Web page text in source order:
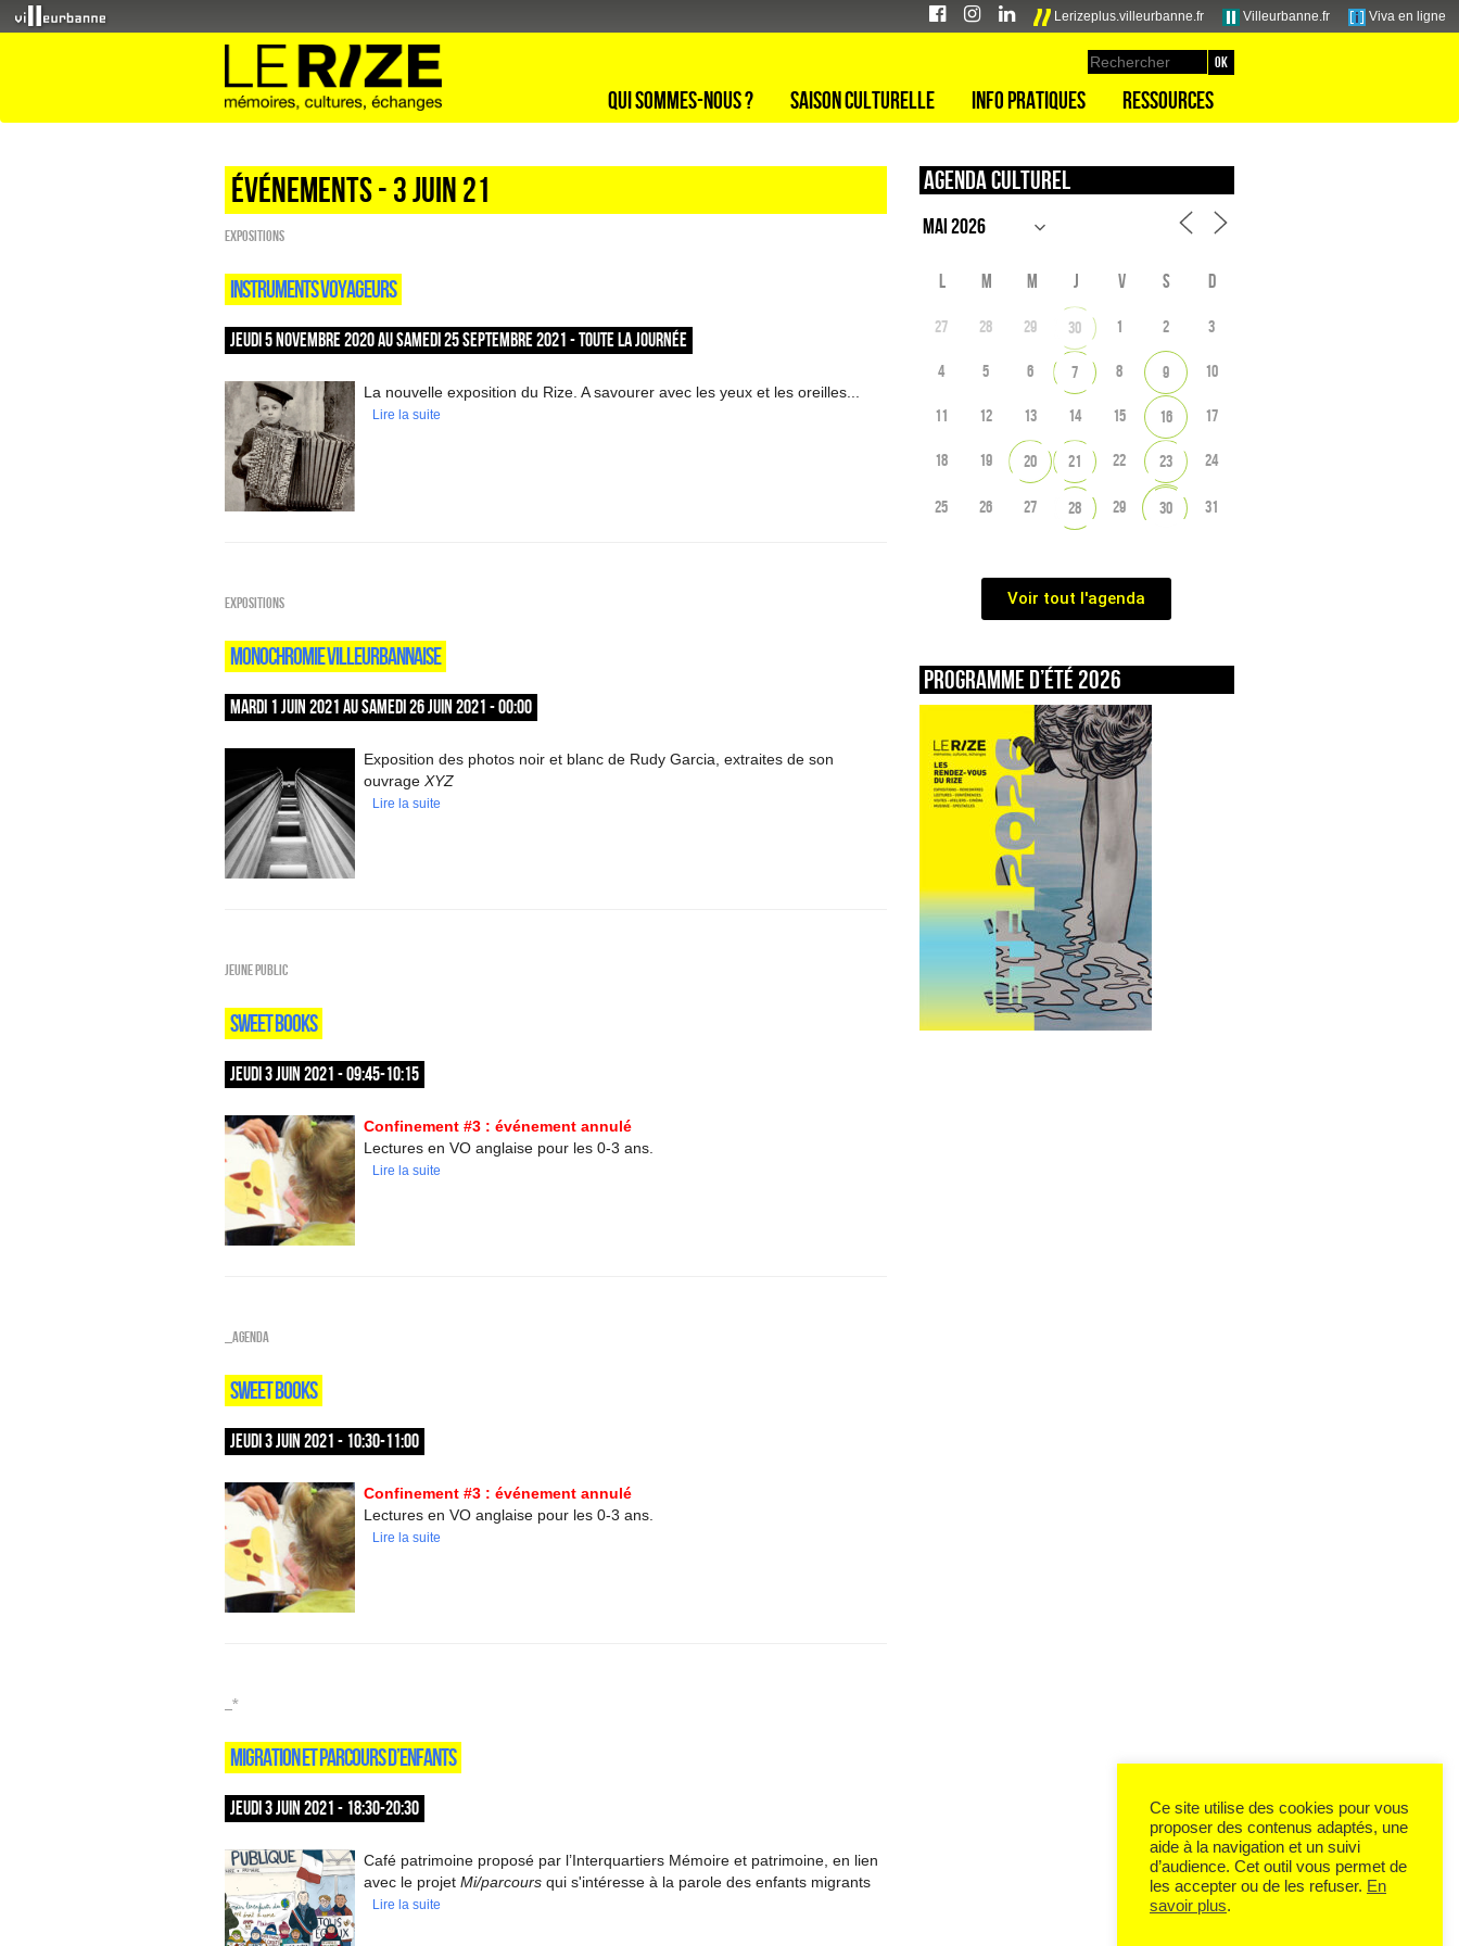
Lerizeplus.villeurbanne.fr Villeurbanne.fr Viva en ligne
Qui sommes-nous ? Saison culturelle Info pratiques Ressources
Événements - 3 Juin 21
EXPOSITIONS
INSTRUMENTS VOYAGEURS
JEUDI 5 NOVEMBRE 2020 AU SAMEDI 25 SEPTEMBRE 2021 - TOUTE LA JOURNÉE
La nouvelle exposition du Rize. A savourer avec les yeux et les oreilles...
Lire la suite
EXPOSITIONS
MONOCHROMIE VILLEURBANNAISE
MARDI 1 JUIN 2021 AU SAMEDI 26 JUIN 2021 - 00:00
Exposition des photos noir et blanc de Rudy Garcia, extraites de son
ouvrage XYZ
Lire la suite
Jeune public
SWEET BOOKS
JEUDI 3 JUIN 2021 - 09:45-10:15
Confinement #3 : événement annulé
Lectures en VO anglaise pour les 0-3 ans.
Lire la suite
_Agenda
SWEET BOOKS
JEUDI 3 JUIN 2021 - 10:30-11:00
Confinement #3 : événement annulé
Lectures en VO anglaise pour les 0-3 ans.
Lire la suite
_*
MIGRATION ET PARCOURS D’ENFANTS
JEUDI 3 JUIN 2021 - 18:30-20:30
Café patrimoine proposé par l’Interquartiers Mémoire et patrimoine, en lien
avec le projet Mi/parcours qui s'intéresse à la parole des enfants migrants
Lire la suite
Agenda culturel
L M M J V S D
27 28 29 30 1 2 3
4 5 6 7 8 9 10
11 12 13 14 15 16 17
18 19 20 21 22 23 24
25 26 27 28 29 30 31
Voir tout l'agenda
Programme d’été 2026
Ce site utilise des cookies pour vous
proposer des contenus adaptés, une
aide à la navigation et un suivi
d’audience. Cet outil vous permet de
les accepter ou de les refuser. En
savoir plus.